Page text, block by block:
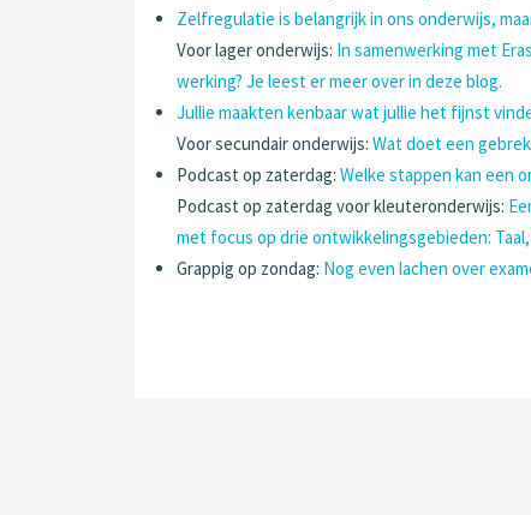
Zelfregulatie is belangrijk in ons onderwijs,
Voor lager onderwijs: In samenwerking met
werking? Je leest er meer over in deze blog.
Jullie maakten kenbaar wat jullie het fijnst
Voor secundair onderwijs: Wat doet een
Podcast op zaterdag: Welke stappen kan een
Podcast op zaterdag voor kleuteronderwijs:
met focus op drie ontwikkelingsgebieden:
Grappig op zondag: Nog even lachen over